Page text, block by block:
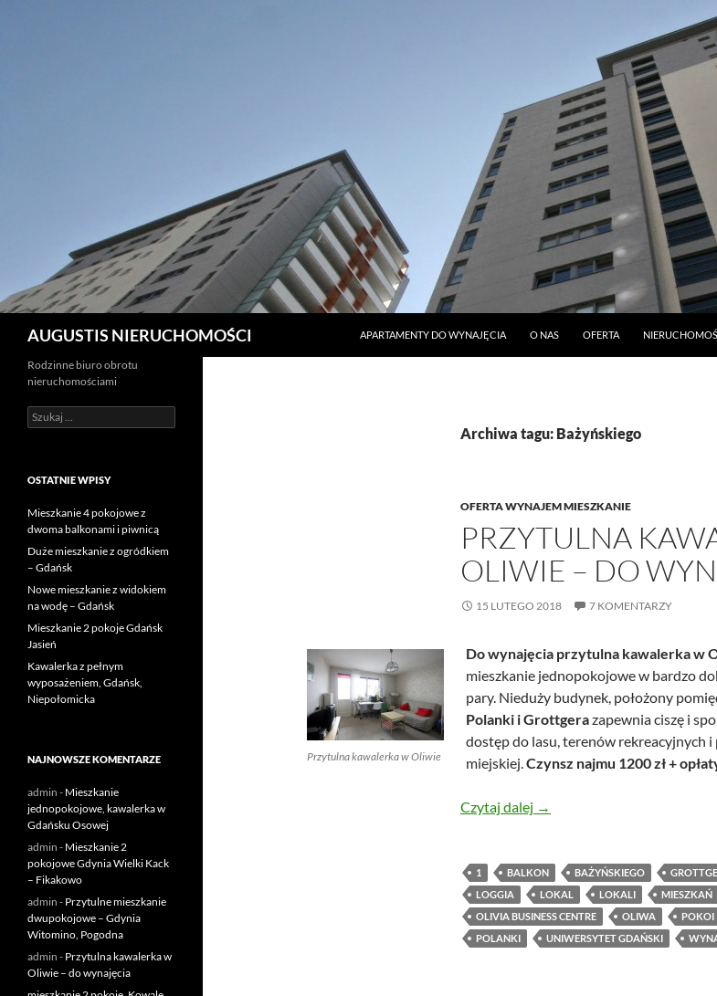
AUGUSTIS NIERUCHOMOŚCI
APARTAMENTY DO WYNAJĘCIA
O NAS OFERTA
Archiwa tagu: Bażyńskiego
OFERTA WYNAJEM MIESZKANIE
PRZYTULNA
OLIWIE – DO
15 LUTEGO 2018 7 KOMENTARZY
Przytulna kawalerka w Oliwie
Do wynajęcia przytulna kawalerka w
mieszkanie jednopokojowe w bardzo
pary. Nieduży budynek, położony
Polanki i Grottgerazapewnia ciszę i
dostęp do lasu, terenów rekreacyjnych
miejskiej.Czynsz najmu 1200 zł +
Czytaj dalej Przytulna kawalerka w
→
1 BALKON BAŻYŃSKIEGO
LOGGIA
LOKAL LOKALI MIESZKAŃ
OLIVIA BUSINESS CENTRE
OLIWA POKOI
POLANKI
UNIWERSYTET GDAŃSKI
Rodzinne biuro obrotu
nieruchomościami
Szukaj:
OSTATNIE WPISY
Mieszkanie 4 pokojowe z
dwoma balkonami i piwnicą
Duże mieszkanie z ogródkiem
– Gdańsk
Nowe mieszkanie z widokiem
na wodę – Gdańsk
Mieszkanie 2 pokoje Gdańsk
Jasień
Kawalerka z pełnym
wyposażeniem, Gdańsk,
Niepołomicka
NAJNOWSZE KOMENTARZE
admin - Mieszkanie
jednopokojowe, kawalerka w
Gdańsku Osowej
admin - Mieszkanie 2
pokojowe Gdynia Wielki Kack
– Fikakowo
admin - Przytulne mieszkanie
dwupokojowe – Gdynia
Witomino, Pogodna
admin - Przytulna kawalerka w
Oliwie – do wynajęcia